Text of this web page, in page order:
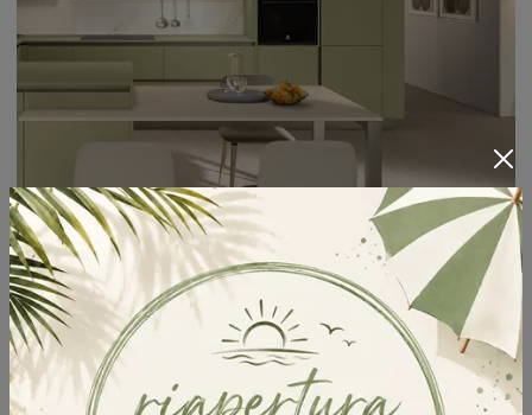
Start-Time J 01